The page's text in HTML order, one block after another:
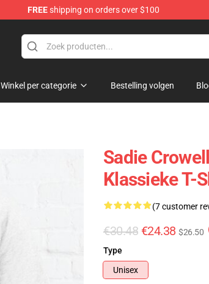
FREEshipping on orders over $100
Winkel per categorie Bestelling volgen
Sadie
Klassieke T-
(7 customer
€30.48 €24.38 $26.50
Type
Unisex